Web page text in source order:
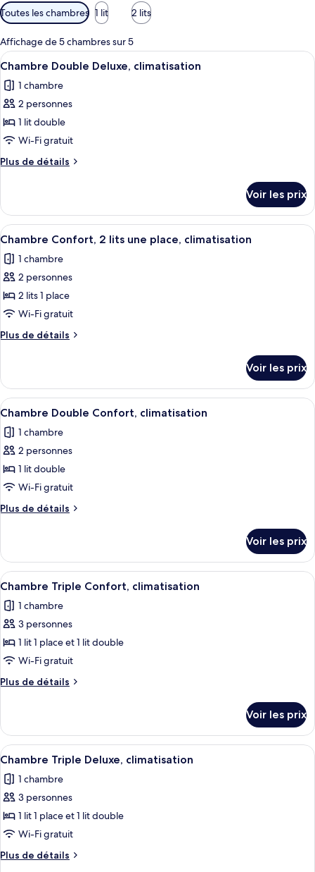
Filtres
disponibles
pour
les
chambres
Toutes les chambres 1 lit 2 lits
Affichage de 5 chambres sur 5
Afficher
toutes
les
photos
pour
ce
type
de
Chambre
Double
Deluxe,
climatisation
Bureau, chambres insonorisées, Wi-
6
Chambre Double Deluxe, climatisation
1 chambre
2 personnes
1 lit double
Wi-Fi gratuit
Plus de détails
Plus
le
type
de
Chambre
Double
climatisation
Voir les prix
Afficher
toutes
les
photos
pour
ce
type
de
Chambre
Confort,
2
lits
une
place,
climatisation
Chambre Confort, 2 lits une place,
4
Chambre Confort, 2 lits une place, climatisation
1 chambre
2 personnes
2 lits 1 place
Wi-Fi gratuit
Plus de détails
Plus
le
type
de
Chambre
Confort,
lits
une
climatisation
Voir les prix
Afficher
toutes
les
photos
pour
ce
type
de
Chambre
Double
Confort,
climatisation
Une chambre d’hôtel avec un
9
Chambre Double Confort, climatisation
1 chambre
2 personnes
1 lit double
Wi-Fi gratuit
Plus de détails
Plus
le
type
de
Chambre
Double
climatisation
Voir les prix
Afficher
toutes
les
photos
pour
ce
type
de
Chambre
Triple
Confort,
climatisation
Une chambre à coucher avec un
3
Chambre Triple Confort, climatisation
1 chambre
3 personnes
1 lit 1 place et 1 lit double
Wi-Fi gratuit
Plus de détails
Plus
le
type
de
Chambre
Triple
climatisation
Voir les prix
Afficher
toutes
les
photos
pour
ce
type
de
Bureau, chambres insonorisées, Wi-
5
Chambre Triple Deluxe, climatisation
1 chambre
3 personnes
1 lit 1 place et 1 lit double
Wi-Fi gratuit
Plus de détails
Plus